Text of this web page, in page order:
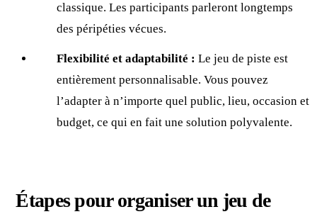
classique. Les participants parleront longtemps
des péripéties vécues.
Flexibilité et adaptabilité : Le jeu de piste est
entièrement personnalisable. Vous pouvez
l’adapter à n’importe quel public, lieu, occasion et
budget, ce qui en fait une solution polyvalente.
Étapes pour organiser un jeu de